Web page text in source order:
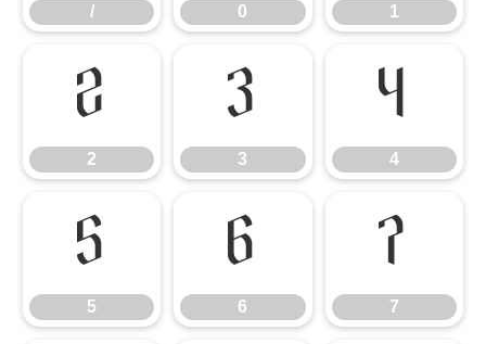
/ 0 1
2
2
3
3
4
4
5
5
6
6
7
7